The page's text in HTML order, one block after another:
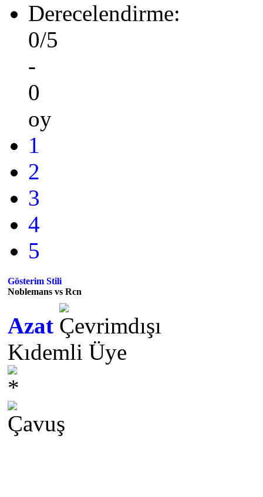
Derecelendirme:
0/5
-
0
oy
1
2
3
4
5
Gösterim Stili
Noblemans vs Rcn
Azat
Kıdemli Üye